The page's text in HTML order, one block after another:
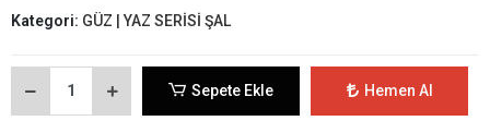
Kategori: GÜZ | YAZ SERİSİ ŞAL
Sepete Ekle Hemen Al